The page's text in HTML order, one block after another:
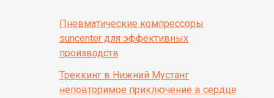
Пневматические компрессоры
suncenter для эффективных
производств
Треккинг в Нижний Мустанг
неповторимое приключение в сердце